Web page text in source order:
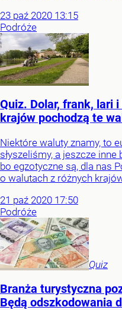
23 paź 2020 13:15
Podróże
Quiz. Dolar, frank, lari
krajów pochodzą te
Niektóre waluty znamy, to
słyszeliśmy, a jeszcze
bo egzotyczne są, dla nas
o walutach z różnych
21 paź 2020 17:50
Podróże
Quiz
Branża turystyczna
Będą odszkodowania